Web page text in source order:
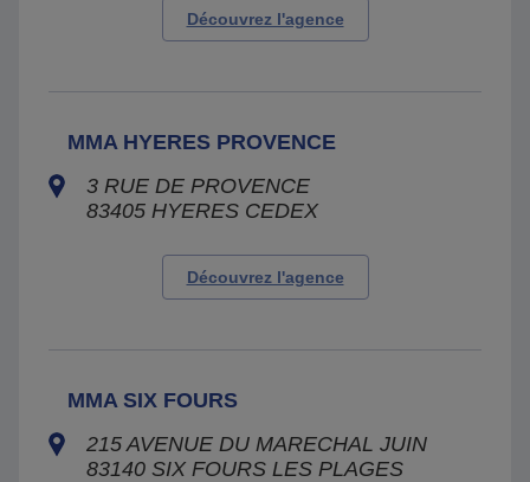
Découvrez l'agence
MMA HYERES PROVENCE
3 RUE DE PROVENCE
83405 HYERES CEDEX
Découvrez l'agence
MMA SIX FOURS
215 AVENUE DU MARECHAL JUIN
83140 SIX FOURS LES PLAGES